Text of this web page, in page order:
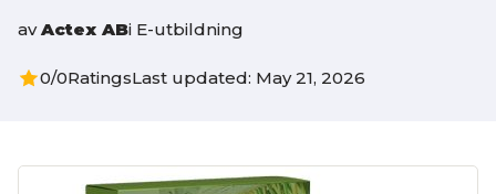
av Actex ABi E-utbildning
0/0RatingsLast updated: May 21, 2026